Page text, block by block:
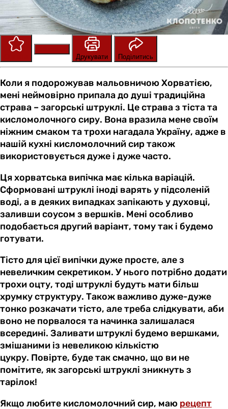
Друкувати
Поділитись
Коли я подорожував мальовничою Хорватією,
мені неймовірно припала до душі традиційна
страва – загорські штруклі. Це страва з тіста та
кисломолочного сиру. Вона вразила мене своїм
ніжним смаком та трохи нагадала Україну, адже в
нашій кухні кисломолочний сир також
використовується дуже і дуже часто.
Ця хорватська випічка має кілька варіацій.
Сформовані штруклі іноді варять у підсоленій
воді, а в деяких випадках запікають у духовці,
заливши соусом з вершків. Мені особливо
подобається другий варіант, тому так і будемо
готувати.
Тісто для цієї випічки дуже просте, але з
невеличким секретиком. У нього потрібно додати
трохи оцту, тоді штруклі будуть мати більш
хрумку структуру. Також важливо дуже-дуже
тонко розкачати тісто, але треба слідкувати, аби
воно не порвалося та начинка залишалася
всередині. Заливати штруклі будемо вершками,
змішаними із невеликою кількістю
цукру. Повірте, буде так смачно, що ви не
помітите, як загорські штруклі зникнуть з
тарілок!
Якщо любите кисломолочний сир, маю рецепт